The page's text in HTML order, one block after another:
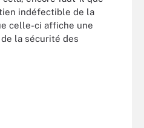
indéfectible de la
celle-ci affiche une
la sécurité des